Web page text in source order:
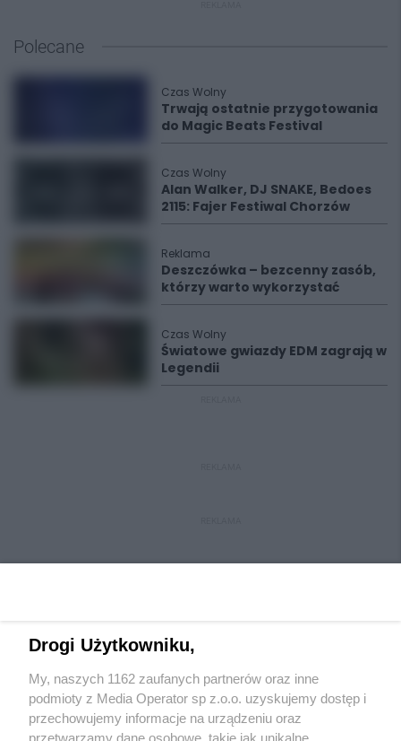
Polecane
Czas Wolny
Trwają ostatnie przygotowania
do Magic Beats Festival
Czas Wolny
Alan Walker, DJ SNAKE, Bedoes
2115: Fajer Festiwal Chorzów
Reklama
Deszczówka – bezcenny zasób,
którzy warto wykorzystać
Czas Wolny
Światowe gwiazdy EDM zagrają w
Legendii
Wydawca mediówlokalnych
Drogi Użytkowniku,
My, naszych 1162 zaufanych partnerów oraz inne
podmioty z Media Operator sp z.o.o. uzyskujemy dostęp i
przechowujemy informacje na urządzeniu oraz
przetwarzamy dane osobowe, takie jak unikalne